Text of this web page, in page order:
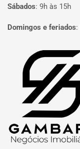
Sábados: 9h às 15h
Domingos e feriados:
Página inicial